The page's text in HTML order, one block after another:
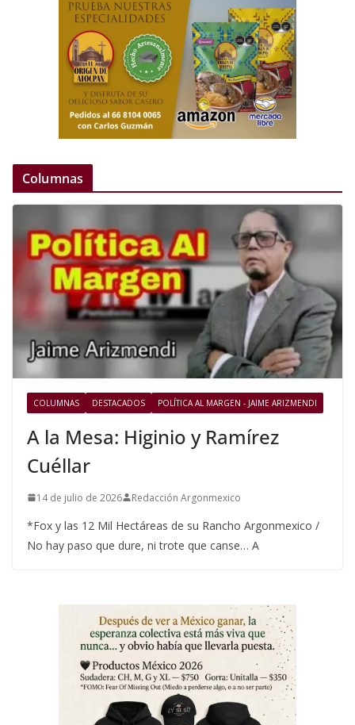
Columnas
COLUMNAS DESTACADOS POLÍTICA AL MARGEN - JAIME ARIZMENDI
A la Mesa: Higinio y Ramírez
Cuéllar
14 de julio de 2026 Redacción Argonmexico
*Fox y las 12 Mil Hectáreas de su Rancho Argonmexico /
No hay paso que dure, ni trote que canse… A